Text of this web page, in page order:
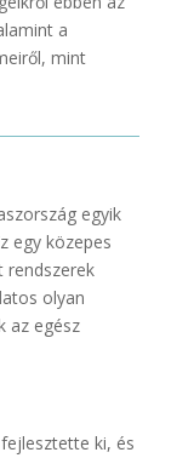
a
mint
egyik
egy közepes
rendszerek
olyan
az egész
ki, és